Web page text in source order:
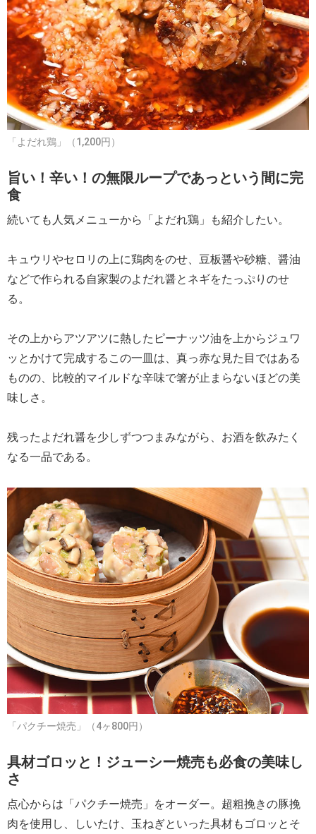
「よだれ鶏」（1,200円）
旨い！辛い！の無限ループであっという間に完
食
続いても人気メニューから「よだれ鶏」も紹介したい。
キュウリやセロリの上に鶏肉をのせ、豆板醤や砂糖、醤油
などで作られる自家製のよだれ醤とネギをたっぷりのせ
る。
その上からアツアツに熱したピーナッツ油を上からジュワ
ッとかけて完成するこの一皿は、真っ赤な見た目ではある
ものの、比較的マイルドな辛味で箸が止まらないほどの美
味しさ。
残ったよだれ醤を少しずつつまみながら、お酒を飲みたく
なる一品である。
「パクチー焼売」（4ヶ800円）
具材ゴロッと！ジューシー焼売も必食の美味し
さ
点心からは「パクチー焼売」をオーダー。超粗挽きの豚挽
肉を使用し、しいたけ、玉ねぎといった具材もゴロッとそ